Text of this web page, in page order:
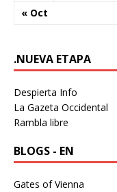
« Oct
.NUEVA ETAPA
Despierta Info
La Gazeta Occidental
Rambla libre
BLOGS - EN
Gates of Vienna